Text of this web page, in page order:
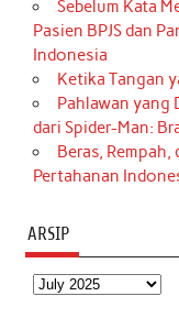
Sebelum Kata
Pasien BPJS dan
Indonesia
Ketika Tangan
Pahlawan yang
dari Spider-Man:
Beras, Rempah,
Pertahanan
ARSIP
Arsip